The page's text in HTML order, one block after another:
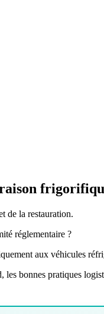
de la restauration.
réglementaire ?
aux véhicules
les bonnes pratiques